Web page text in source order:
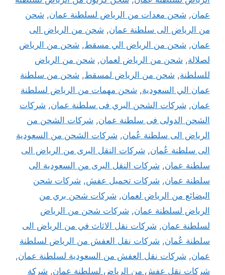
عمان, شحن معدات من الرياض لسلطنة عمان, شحن
من الرياض الى سلطنة عمان, شحن من الرياض الى
عمان, شحن من الرياض الي مسقط, شحن من الرياض
لصلالة, شحن من الرياض لعمان, شحن من الرياض
للسلطنة, شحن من الرياض لمسقط, شحن من سلطنة
عمان الي السعودية, شحن مهمات من الرياض لسلطنة
عمان, شركات الشحن البري فى سلطنة عمان, شركات
الشحن الدولى فى سلطنة عمان, شركات الشحن من
الرياض الى سلطنة عُمان, شركات الشحن من السعودية
الى سلطنة عُمان, شركات النقل البرى من الرياض الى
سلطنة عمان, شركات النقل البرى من السعودية الى
سلطنة عمان, شركات تحميل عفش, شركات شحن
البضائع من الرياض لعمان, شركات شحن بري من
الرياض لسلطنة عمان, شركات شحن من الرياض
لسلطنة عمان, شركات نقل الاثاث في من الرياض الى
سلطنة عُمان, شركات نقل العفش من الرياض لسلطنة
عمان, شركات نقل العفش من السعودية لسلطنة عمان,
شركات نقل عفش من الرياض لسلطنة عمان, شركة